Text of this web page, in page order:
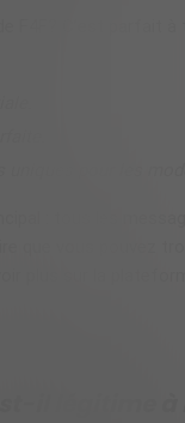
? C’est parfait
pour les
: tous les
que vous pouvez
il légitime à